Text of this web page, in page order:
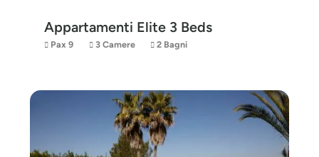
Appartamenti Elite 3 Beds
Pax 9 3 Camere 2 Bagni